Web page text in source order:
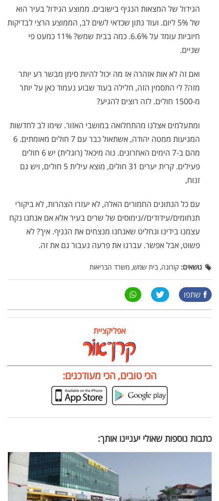
הגידול של המצאות הנגיף בישובים. ממוצע הגידול בעיר הוא
של 5% ליום. ועוד נתון שכדאי לשים לב, הממוצע הרצי לבדיקות
חיוביות עומד על 6.6%. כמה בבית שמש? 11% כמעט פי
שניים.
ואם זה לא אות אזהרה אז מה יכול להיות סימן מבשר רע יותר
מזה? לי התסמין הזה, חלילה בעוד שבוע נעמוד כאן על יותר
מ-1500 חולים. לזה רוצים להגיע?
ומתעלמים אצלנו מהתחלואה במושבי האזור. שימו לב לחדשות
המגיעות ממטה יהודה, אשתאול כבר עם 7 חולים מאומתים. 6
מהם ב-7 הימים האחרונים. נוה מיכאל (רוגלית) יש 6 חולים
פעילים. קרית יערים 31 חולים, מוצא עילית 5 חולים, ויש גם
זנוח,
עם כל הנתונים החמורים האלה, לא יעזרו הצהרות, לא ביקורי
תנחומים/עידודים//נימוסים של שרים בעיר אלא אם אנחנו נקח
עצמנו בידינו ונחליט שאנחנו מנצחים את הנגיף. איך? לא
פשוט, אבל אפשר. עברנו את פרעה נעבור גם את זה.
נושאים: קורונה, בית שמש, משרד הבריאות
שתפו
אפליקציית
הכי טובים, הכי מעודכנים:
כתבות נוספות שאולי יעניינו אותך: